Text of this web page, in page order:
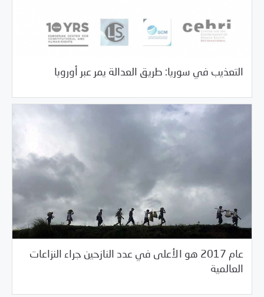
التعذيب في سوريا: طريق العدالة يمر عبر أوروبا
عام 2017 هو الأعلى في عدد النازحين جراء النزاعات
العالمية
05/29/2018 السلطة الخامسة/خبر بارز